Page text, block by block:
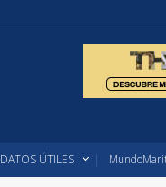
DATOS ÚTILES